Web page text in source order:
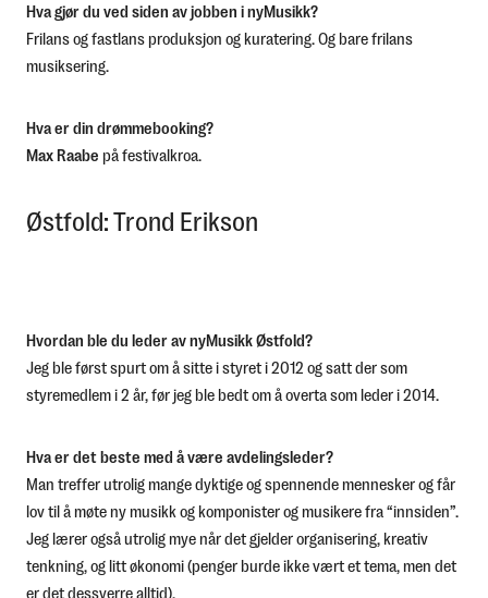
Hva gjør du ved siden av jobben i nyMusikk?
Frilans og fastlans produksjon og kuratering. Og bare frilans
musiksering.
Hva er din drømmebooking?
Max Raabe på festivalkroa.
Østfold: Trond Erikson
Hvordan ble du leder av nyMusikk Østfold?
Jeg ble først spurt om å sitte i styret i 2012 og satt der som
styremedlem i 2 år, før jeg ble bedt om å overta som leder i 2014.
Hva er det beste med å være avdelingsleder?
Man treffer utrolig mange dyktige og spennende mennesker og får
lov til å møte ny musikk og komponister og musikere fra “innsiden”.
Jeg lærer også utrolig mye når det gjelder organisering, kreativ
tenkning, og litt økonomi (penger burde ikke vært et tema, men det
er det dessverre alltid).